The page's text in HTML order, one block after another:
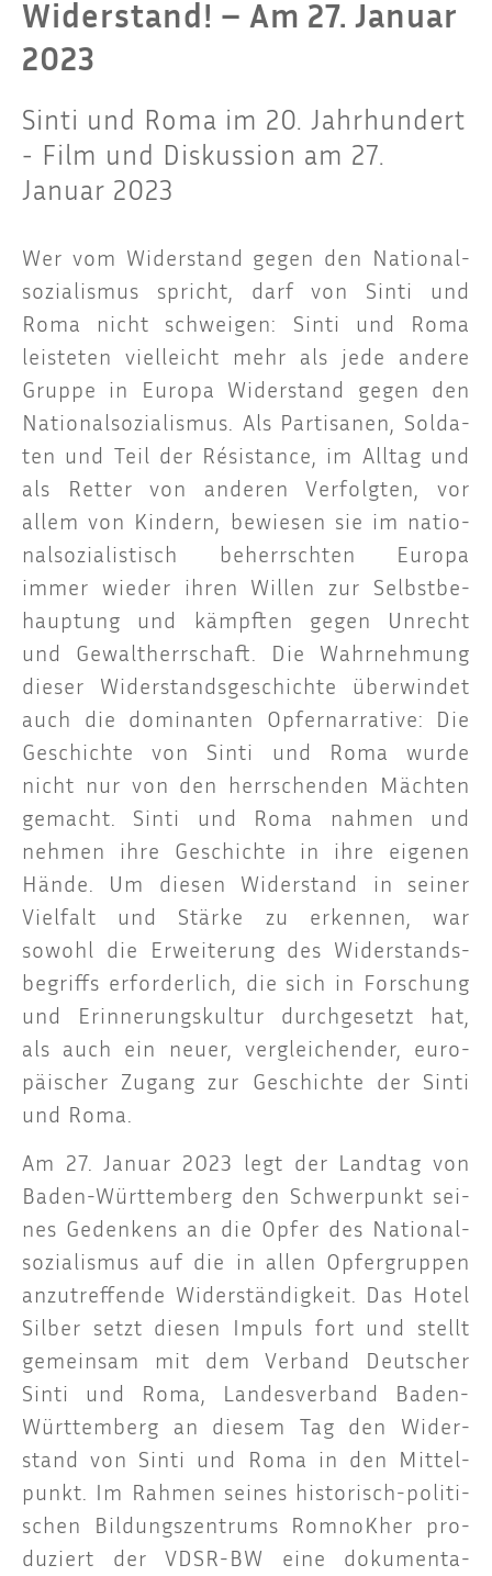
Widerstand! – Am 27. Januar
2023
Sinti und Roma im 20. Jahrhundert
- Film und Diskussion am 27.
Januar 2023
Wer vom Wider­stand gegen den Natio­nal­
so­zia­lis­mus spricht, darf von Sin­ti und
Roma nicht schwei­gen: Sin­ti und Roma
leis­te­ten viel­leicht mehr als jede ande­re
Grup­pe in Euro­pa Wider­stand gegen den
Natio­nal­so­zia­lis­mus. Als Par­ti­sa­nen, Sol­da­
ten und Teil der Résis­tance, im All­tag und
als Ret­ter von ande­ren Ver­folg­ten, vor
allem von Kin­dern, bewie­sen sie im natio­
nal­so­zia­lis­tisch beherrsch­ten Euro­pa
immer wie­der ihren Wil­len zur Selbst­be­
haup­tung und kämpf­ten gegen Unrecht
und Gewalt­herr­schaft. Die Wahr­neh­mung
die­ser Wider­stands­ge­schich­te über­win­det
auch die domi­nan­ten Opfer­n­ar­ra­ti­ve: Die
Geschich­te von Sin­ti und Roma wur­de
nicht nur von den herr­schen­den Mäch­ten
gemacht. Sin­ti und Roma nah­men und
neh­men ihre Geschich­te in ihre eige­nen
Hän­de. Um die­sen Wider­stand in sei­ner
Viel­falt und Stär­ke zu erken­nen, war
sowohl die Erwei­te­rung des Wider­stands­
be­griffs erfor­der­lich, die sich in For­schung
und Erin­ne­rungs­kul­tur durch­ge­setzt hat,
als auch ein neu­er, ver­glei­chen­der, euro­
päi­scher Zugang zur Geschich­te der Sin­ti
und Roma.
Am 27. Janu­ar 2023 legt der Land­tag von
Baden-Würt­tem­berg den Schwer­punkt sei­
nes Geden­kens an die Opfer des Natio­nal­
so­zia­lis­mus auf die in allen Opfer­grup­pen
anzu­tref­fen­de Wider­stän­dig­keit. Das Hotel
Sil­ber setzt die­sen Impuls fort und stellt
gemein­sam mit dem Ver­band Deut­scher
Sin­ti und Roma, Lan­des­ver­band Baden-
Würt­tem­berg an die­sem Tag den Wider­
stand von Sin­ti und Roma in den Mit­tel­
punkt. Im Rah­men sei­nes his­to­risch-poli­ti­
schen Bil­dungs­zen­trums Rom­noK­her pro­
du­ziert der VDSR-BW eine doku­men­ta­